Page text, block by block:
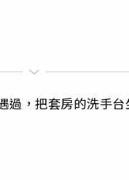
，把套房的洗手